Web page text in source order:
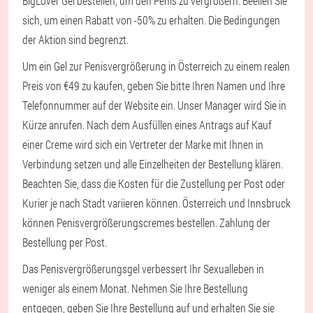
sich, um einen Rabatt von -50% zu erhalten. Die Bedingungen
der Aktion sind begrenzt.
Um ein Gel zur Penisvergrößerung in Österreich zu einem realen
Preis von €49 zu kaufen, geben Sie bitte Ihren Namen und Ihre
Telefonnummer auf der Website ein. Unser Manager wird Sie in
Kürze anrufen. Nach dem Ausfüllen eines Antrags auf Kauf
einer Creme wird sich ein Vertreter der Marke mit Ihnen in
Verbindung setzen und alle Einzelheiten der Bestellung klären.
Beachten Sie, dass die Kosten für die Zustellung per Post oder
Kurier je nach Stadt variieren können. Österreich und Innsbruck
können Penisvergrößerungscremes bestellen. Zahlung der
Bestellung per Post.
Das Penisvergrößerungsgel verbessert Ihr Sexualleben in
weniger als einem Monat. Nehmen Sie Ihre Bestellung
entgegen, geben Sie Ihre Bestellung auf und erhalten Sie sie